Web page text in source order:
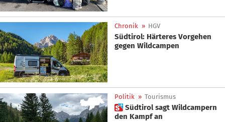
Chronik » HGV
Südtirol: Härteres Vorgehen
gegen Wildcampen
Politik » Tourismus
 Südtirol sagt Wildcampern
den Kampf an